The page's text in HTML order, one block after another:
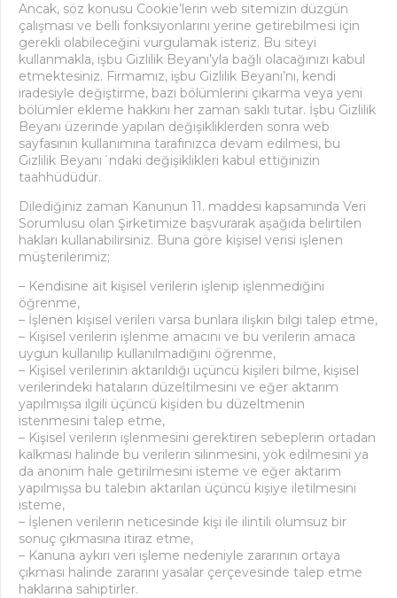
Ancak, söz konusu Cookie’lerin web sitemizin düzgün
çalışması ve belli fonksiyonlarını yerine getirebilmesi için
gerekli olabileceğini vurgulamak isteriz. Bu siteyi
kullanmakla, işbu Gizlilik Beyanı’yla bağlı olacağınızı kabul
etmektesiniz. Firmamız, işbu Gizlilik Beyanı’nı, kendi
iradesiyle değiştirme, bazı bölümlerini çıkarma veya yeni
bölümler ekleme hakkını her zaman saklı tutar. İşbu Gizlilik
Beyanı üzerinde yapılan değişikliklerden sonra web
sayfasının kullanımına tarafınızca devam edilmesi, bu
Gizlilik Beyanı´ndaki değişiklikleri kabul ettiğinizin
taahhüdüdür.
Dilediğiniz zaman Kanunun 11. maddesi kapsamında Veri
Sorumlusu olan Şirketimize başvurarak aşağıda belirtilen
hakları kullanabilirsiniz. Buna göre kişisel verisi işlenen
müşterilerimiz;
– Kendisine ait kişisel verilerin işlenip işlenmediğini
öğrenme,
– İşlenen kişisel verileri varsa bunlara ilişkin bilgi talep etme,
– Kişisel verilerin işlenme amacını ve bu verilerin amaca
uygun kullanılıp kullanılmadığını öğrenme,
– Kişisel verilerinin aktarıldığı üçüncü kişileri bilme, kişisel
verilerindeki hataların düzeltilmesini ve eğer aktarım
yapılmışsa ilgili üçüncü kişiden bu düzeltmenin
istenmesini talep etme,
– Kişisel verilerin işlenmesini gerektiren sebeplerin ortadan
kalkması halinde bu verilerin silinmesini, yok edilmesini ya
da anonim hale getirilmesini isteme ve eğer aktarım
yapılmışsa bu talebin aktarılan üçüncü kişiye iletilmesini
isteme,
– İşlenen verilerin neticesinde kişi ile ilintili olumsuz bir
sonuç çıkmasına itiraz etme,
– Kanuna aykırı veri işleme nedeniyle zararının ortaya
çıkması halinde zararını yasalar çerçevesinde talep etme
haklarına sahiptirler.